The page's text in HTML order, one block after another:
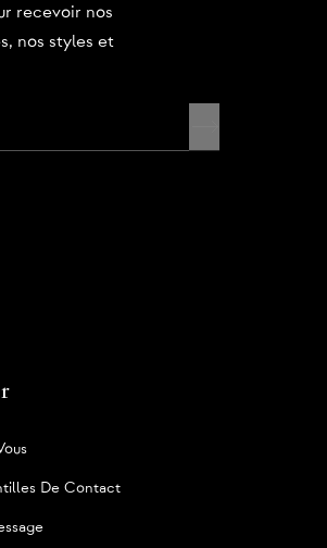
recevoir nos
nos styles et
De Contact